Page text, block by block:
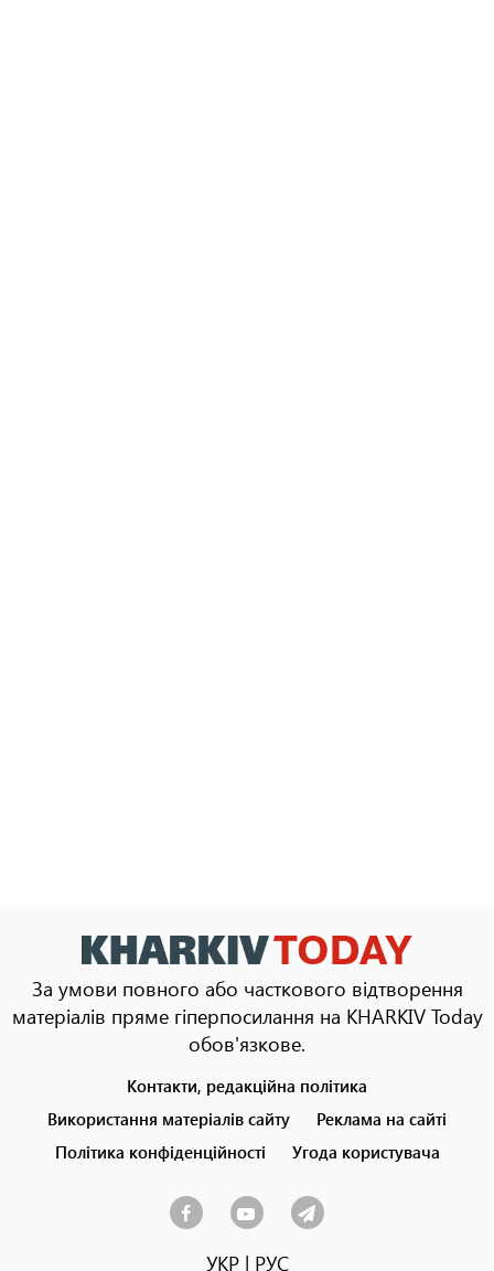
За умови повного або часткового відтворення
матеріалів пряме гіперпосилання на KHARKIV Today
обов'язкове.
menu
Контакти, редакційна політика
Використання матеріалів сайту
Реклама на сайті
Політика конфіденційності
Угода користувача
УКР| РУС